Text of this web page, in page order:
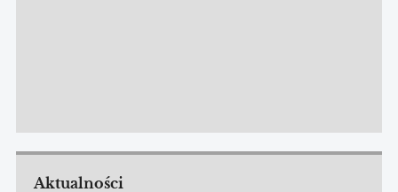
Aktualności